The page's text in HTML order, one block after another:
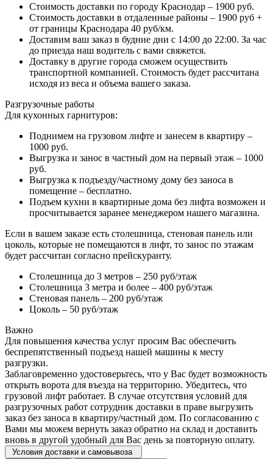
Стоимость доставки по городу Краснодар – 1900 руб.
Стоимость доставки в отдаленные районы – 1900 руб +
от границы Краснодара 40 руб/км.
Доставим ваш заказ в будние дни с 14:00 до 22:00. За час
до приезда наш водитель с вами свяжется.
Доставку в другие города сможем осуществить
транспортной компанией. Стоимость будет рассчитана
исходя из веса и объема вашего заказа.
Разгрузочные работы
Для кухонных гарнитуров:
Поднимем на грузовом лифте и занесем в квартиру –
1000 руб.
Выгрузка и занос в частный дом на первый этаж – 1000
руб.
Выгрузка к подъезду/частному дому без заноса в
помещение – бесплатно.
Подъем кухни в квартирные дома без лифта возможен и
просчитывается заранее менеджером нашего магазина.
Если в вашем заказе есть столешница, стеновая панель или
цоколь, которые не помещаются в лифт, то занос по этажам
будет рассчитан согласно прейскуранту.
Столешница до 3 метров – 250 руб/этаж
Столешница 3 метра и более – 400 руб/этаж
Стеновая панель – 200 руб/этаж
Цоколь – 50 руб/этаж
Важно
Для повышения качества услуг просим Вас обеспечить
беспрепятственный подъезд нашей машины к месту
разгрузки.
Заблаговременно удостоверьтесь, что у Вас будет возможность
открыть ворота для въезда на территорию. Убедитесь, что
грузовой лифт работает. В случае отсутствия условий для
разгрузочных работ сотрудник доставки в праве выгрузить
заказ без заноса в квартиру/частный дом. По согласованию с
Вами мы можем вернуть заказ обратно на склад и доставить
вновь в другой удобный для Вас день за повторную оплату.
Условия доставки и самовывоза